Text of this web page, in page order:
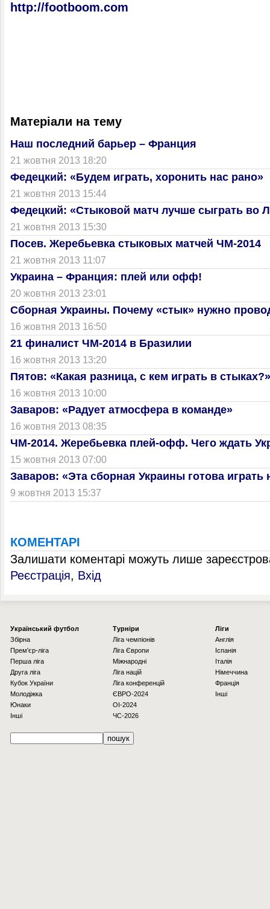
http://footboom.com
Матеріали на тему
Наш последний барьер – Франция
21 жовтня 2013 18:20
Федецкий: «Будем играть, хоронить нас рано»
21 жовтня 2013 15:44
Федецкий: «Стыковой матч лучше сыграть во
21 жовтня 2013 15:30
Посев. Жеребьевка стыковых матчей ЧМ-2014
21 жовтня 2013 11:07
Украина – Франция: плей или офф!
20 жовтня 2013 23:01
Сборная Украины. Почему «стык» нужно
16 жовтня 2013 16:50
21 финалист ЧМ-2014 в Бразилии
16 жовтня 2013 13:20
Пятов: «Какая разница, с кем играть в стыках?»
16 жовтня 2013 10:00
Заваров: «Радует атмосфера в команде»
16 жовтня 2013 08:35
ЧМ-2014. Жеребьевка плей-офф. Чего ждать
15 жовтня 2013 07:00
Заваров: «Эта сборная Украины готова играть
9 жовтня 2013 15:37
КОМЕНТАРІ
Залишати коментарі можуть лише
Реєстрація, Вхід
Українcький футбол
Збірна
Прем'єр-ліга
Перша ліга
Друга ліга
Кубок України
Молодіжка
Юнаки
Інші
Турніри
Ліга чемпіонів
Ліга Європи
Міжнародні
Ліга націй
Ліга конференцій
ЄВРО-2024
OI-2024
ЧС-2026
Ліги
Англія
Іспанія
Італія
Німеччина
Франція
Інші